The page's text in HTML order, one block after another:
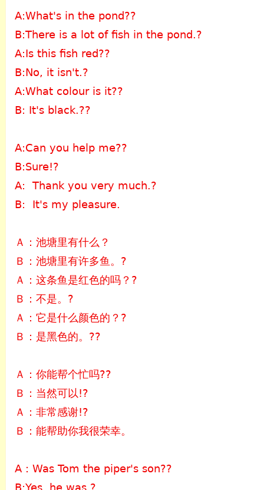
A:What's in the pond??
B:There is a lot of fish in the pond.?
A:Is this fish red??
B:No, it isn't.?
A:What colour is it??
B: It's black.??
A:Can you help me??
B:Sure!?
A: Thank you very much.?
B: It's my pleasure.
Ａ：池塘里有什么？
Ｂ：池塘里有许多鱼。?
Ａ：这条鱼是红色的吗？?
Ｂ：不是。?
Ａ：它是什么颜色的？?
Ｂ：是黑色的。??
Ａ：你能帮个忙吗??
Ｂ：当然可以!?
Ａ：非常感谢!?
Ｂ：能帮助你我很荣幸。
A：Was Tom the piper's son??
B:Yes, he was.?